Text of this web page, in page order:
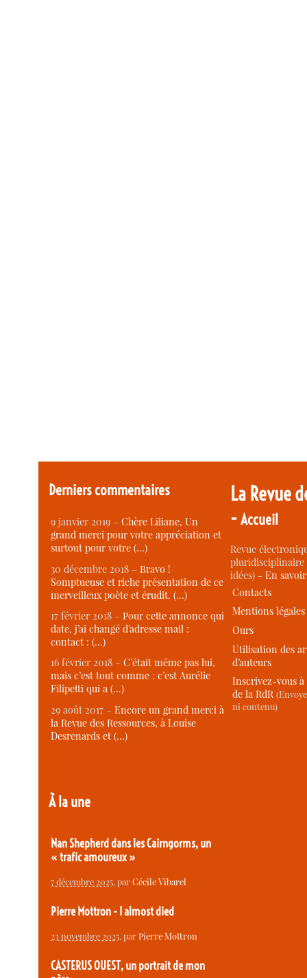
Derniers commentaires
9 janvier 2019 –Chère Liliane, Un
grand merci pour votre appréciation et
surtout pour votre (…)
30 décembre 2018 –Bravo !
Somptueuse et riche présentation de ce
merveilleux poète et érudit. (…)
17 février 2018 –Pour cette annonce qui
date, j’ai changé d’adresse mail :
contact : (…)
16 février 2018 –C’était même pas lui,
mais c’est tout comme : c’est Aurélie
Filipetti qui a (…)
29 août 2017 –Encore un grand merci à
la Revue des Ressources, à Louise
Desrenards et (…)
À la une
Nan Shepherd dans les Cairngorms, un
« trafic amoureux »
7 décembre 2025, parCécile Vibarel
Pierre Mottron - I almost died
23 novembre 2025, parPierre Mottron
CASTERUS OUEST, un portrait de mon
La Revue
-Accueil
Revue
idées) -En
Contacts
Mentions légales
Ours
Utilisation des
d’auteurs
Inscrivez-vous
de la RdR
ni contenu)